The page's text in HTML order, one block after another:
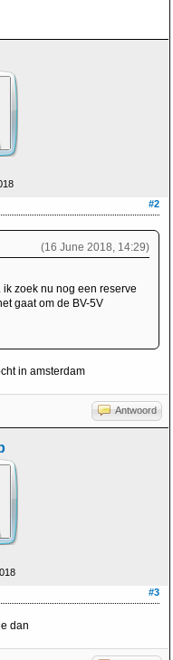
#2
(16 June 2018, 14:29)
zoek nu nog een reserve
gaat om de BV-5V
in amsterdam
Antwoord
#3
dan